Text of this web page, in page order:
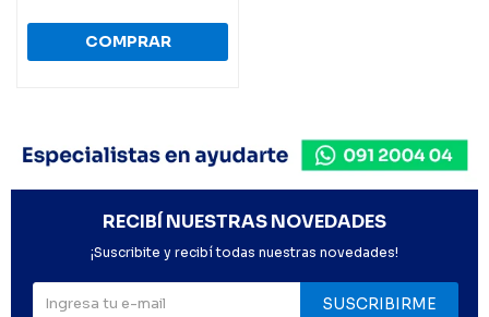
RECIBÍ NUESTRAS NOVEDADES
¡Suscribite y recibí todas nuestras novedades!
SUSCRIBIRME